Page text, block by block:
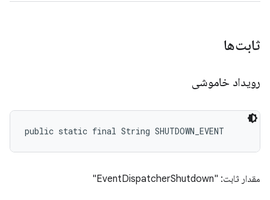
ثابت‌ها
رویداد خاموشی
public static final String SHUTDOWN_EVENT
مقدار ثابت: "EventDispatcherShutdown"